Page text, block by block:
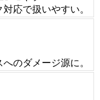
応で扱いやすい。
のダメージ源に。